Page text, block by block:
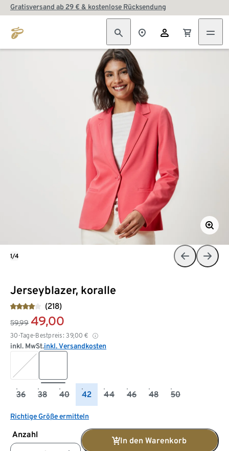
Gratisversand ab 29 € & kostenlose Rücksendung
Jerseyblazer, koralle
(218)
59,99 49,00
30-Tage-Bestpreis: 39,00 €
inkl. MwSt.inkl. Versandkosten
36 38 40 42 44 46 48 50
Richtige Größe ermitteln
Anzahl
In den Warenkorb
1/4